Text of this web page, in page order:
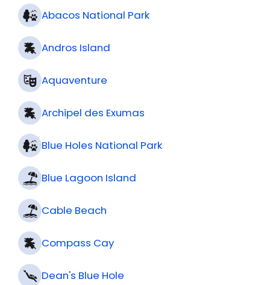
Abacos National Park
Andros Island
Aquaventure
Archipel des Exumas
Blue Holes National Park
Blue Lagoon Island
Cable Beach
Compass Cay
Dean's Blue Hole